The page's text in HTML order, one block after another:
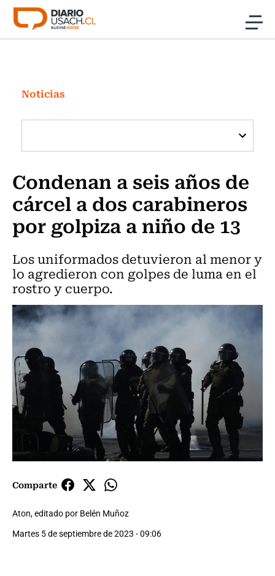
Click acá para ir directamente al contenido
Investigación
Cultura
Programas Radio y TV Usach
Noticias
Condenan a seis años de
cárcel a dos carabineros
por golpiza a niño de 13
Los uniformados detuvieron al menor y
lo agredieron con golpes de luma en el
rostro y cuerpo.
Comparte
Aton, editado por Belén Muñoz
Martes 5 de septiembre de 2023 - 09:06